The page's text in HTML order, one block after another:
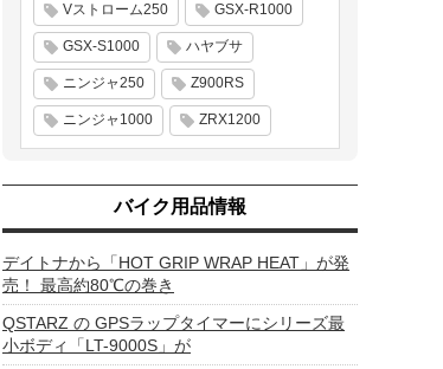
Vストローム250 GSX-R1000
GSX-S1000 ハヤブサ
ニンジャ250 Z900RS
ニンジャ1000 ZRX1200
バイク用品情報
デイトナから「HOT GRIP WRAP HEAT」が発
売！ 最高約80℃の巻き
QSTARZ の GPSラップタイマーにシリーズ最
小ボディ「LT-9000S」が